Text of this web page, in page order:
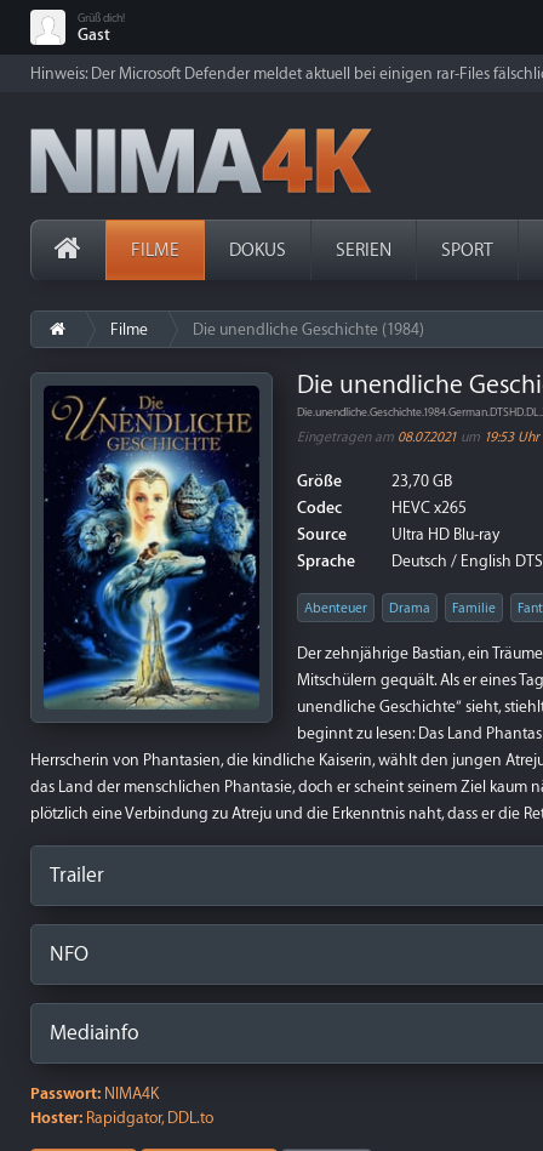
Grüß dich!
Gast
Hinweis: Der Microsoft Defender meldet aktuell bei einigen rar-Files
FILME DOKUS SERIEN SPORT
Filme Die unendliche Geschichte (1984)
Die unendliche
Eingetragen am 08.07.2021 um 19:53 Uhr
Größe
23,70 GB
Codec
HEVC x265
Source
Ultra HD Blu-ray
Sprache
Deutsch / English
Abenteuer Drama Familie
Der zehnjährige Bastian, ein
Mitschülern gequält. Als er eines
unendliche Geschichte“ sieht,
beginnt zu lesen: Das Land
Herrscherin von Phantasien, die kindliche Kaiserin, wählt den jungen
das Land der menschlichen Phantasie, doch er scheint seinem Ziel kaum
plötzlich eine Verbindung zu Atreju und die Erkenntnis naht, dass er die
Trailer
NFO
Mediainfo
Passwort: NIMA4K
Hoster: Rapidgator, DDL.to